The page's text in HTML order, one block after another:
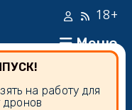
Меню
18+
на работу для